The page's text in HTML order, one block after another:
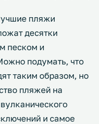
пляжи
десятки
песком и
подумать, что
таким образом, но
пляжей на
и самое